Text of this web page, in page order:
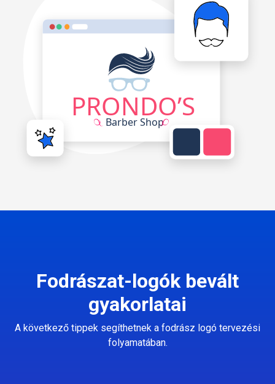
Fodrászat-logók bevált
gyakorlatai
A következő tippek segíthetnek a fodrász logó tervezési
folyamatában.